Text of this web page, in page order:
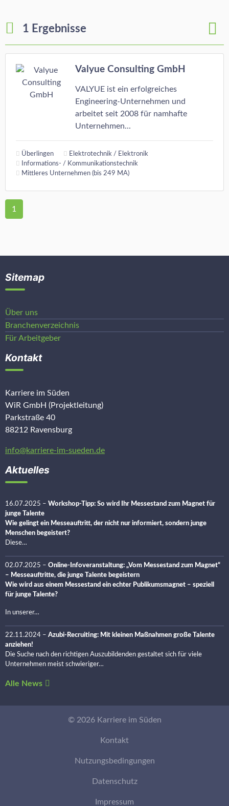
1 Ergebnisse
Valyue Consulting GmbH
VALYUE ist ein erfolgreiches
Engineering-Unternehmen und
arbeitet seit 2008 für namhafte
Unternehmen...
Überlingen
Elektrotechnik / Elektronik
Informations- / Kommunikationstechnik
Mittleres Unternehmen (bis 249 MA)
1
Sitemap
Über uns
Branchenverzeichnis
Für Arbeitgeber
Kontakt
Karriere im Süden
WiR GmbH (Projektleitung)
Parkstraße 40
88212 Ravensburg
info@karriere-im-sueden.de
Aktuelles
16.07.2025 – Workshop-Tipp: So wird Ihr Messestand zum Magnet für
junge Talente
Wie gelingt ein Messeauftritt, der nicht nur informiert, sondern junge
Menschen begeistert?
Diese…
02.07.2025 – Online-Infoveranstaltung: „Vom Messestand zum Magnet“
– Messeauftritte, die junge Talente begeistern
Wie wird aus einem Messestand ein echter Publikumsmagnet – speziell
für junge Talente?
In unserer…
22.11.2024 – Azubi-Recruiting: Mit kleinen Maßnahmen große Talente
anziehen!
Die Suche nach den richtigen Auszubildenden gestaltet sich für viele
Unternehmen meist schwieriger…
Alle News
© 2026 Karriere im Süden
Kontakt
Nutzungsbedingungen
Datenschutz
Impressum